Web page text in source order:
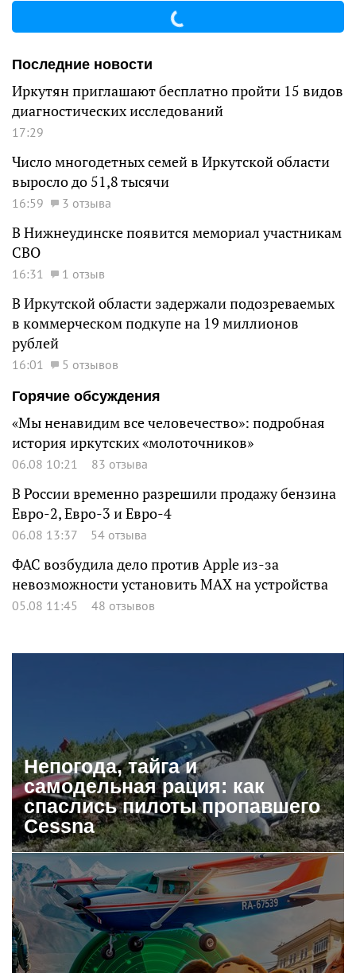
Последние новости
Иркутян приглашают бесплатно пройти 15 видов
диагностических исследований
17:29
Число многодетных семей в Иркутской области
выросло до 51,8 тысячи
16:59 3 отзыва
В Нижнеудинске появится мемориал участникам
СВО
16:31 1 отзыв
В Иркутской области задержали подозреваемых
в коммерческом подкупе на 19 миллионов
рублей
16:01
5 отзывов
Горячие обсуждения
«Мы ненавидим все человечество»: подробная
история иркутских «молоточников»
06.08 10:21 83 отзыва
В России временно разрешили продажу бензина
Евро-2, Евро-3 и Евро-4
06.08 13:37 54 отзыва
ФАС возбудила дело против Apple из-за
невозможности установить MAX на устройства
05.08 11:45 48 отзывов
Непогода, тайга и
самодельная рация: как
спаслись пилоты пропавшего
Cessna